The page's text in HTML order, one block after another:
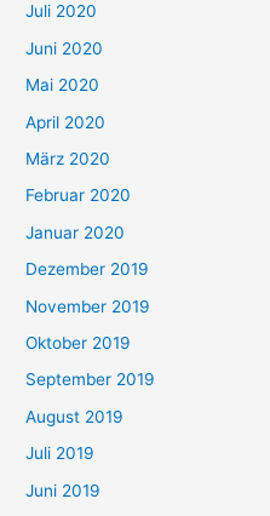
Juli 2020
Juni 2020
Mai 2020
April 2020
März 2020
Februar 2020
Januar 2020
Dezember 2019
November 2019
Oktober 2019
September 2019
August 2019
Juli 2019
Juni 2019